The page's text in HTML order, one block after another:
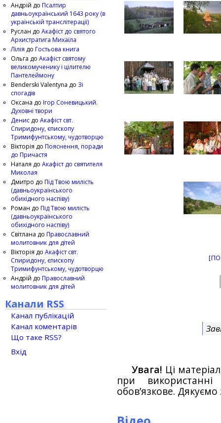
Увага! Ці
при
обов’язкове.
Андрій до Псалтир
давньоукраїнський 1643 року (в
українській транслітерації)
Руслан до Акафіст до святого
Архистратига Михаїла
Лілія до Гостьова книга
Ольга до Акафіст святому
великомученику і цілителю
Пантелеймону
Benderski Valentyna до Зі
спогадів
Оксана до Ігор Соневицький.
Духовні твори
Денис до Акафіст свт.
Спиридону, єпископу
Тримифунтському, чудотворцю
Вікторія до Пояснення, поради
до Причастя
Наталя до Акафіст до святителя
Миколая
Дмитро до Під Твою милість
(давньоукраїнського
обихідного наспіву)
Роман до Під Твою милість
(давньоукраїнського
обихідного наспіву)
Світлана до Православний
молитовник для дітей
Вікторія до Акафіст свт.
Спиридону, єпископу
Тримифунтському, чудотворцю
Андрій до Православний
молитовник для дітей
Канали RSS
Канал публікацій
Канал коментарів
Що таке RSS?
Вхід